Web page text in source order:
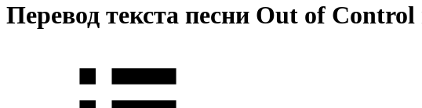
Перевод текста песни Out of